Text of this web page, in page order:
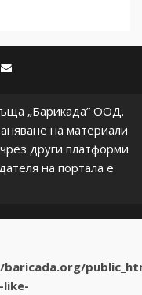
„Барикада” ООД.
на материали
други платформи
на портала е